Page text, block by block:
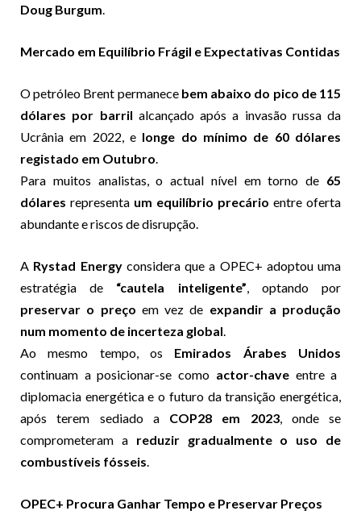
Doug Burgum.
Mercado em Equilíbrio Frágil e Expectativas Contidas
O petróleo Brent permanece bem abaixo do pico de 115
dólares por barril alcançado após a invasão russa da
Ucrânia em 2022, e longe do mínimo de 60 dólares
registado em Outubro.
Para muitos analistas, o actual nível em torno de 65
dólares representa um equilíbrio precário entre oferta
abundante e riscos de disrupção.
A Rystad Energyconsidera que a OPEC+ adoptou uma
estratégia de “cautela inteligente”, optando por
preservar o preço em vez de expandir a produção
num momento de incerteza global.
Ao mesmo tempo, os Emirados Árabes Unidos
continuam a posicionar-se como actor-chaveentre a
diplomacia energética e o futuro da transição energética,
após terem sediado a COP28 em 2023, onde se
comprometeram a reduzir gradualmente o uso de
combustíveis fósseis.
OPEC+ Procura Ganhar Tempo e Preservar Preços